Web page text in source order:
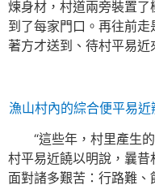
煉身材，村道兩旁裝置
到了每家門口。再往前
著方才送到、待村平易近
漁山村內的綜合便平易
“這些年，村里產生
村平易近饒以明說，曩
面對諸多艱苦：行路難